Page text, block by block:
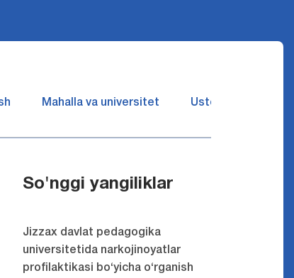
Mahalla va universitet Ustozlar suhbatin
So'nggi yangiliklar
Jizzax davlat pedagogika
universitetida narkojinoyatlar
profilaktikasi bo‘yicha o‘rganish